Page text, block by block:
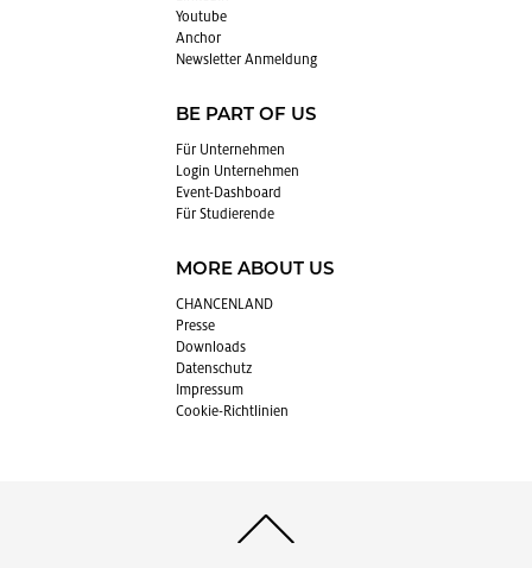
You­tube
An­chor
News­let­ter An­mel­dung
BE PART OF US
Für Un­ter­neh­men
Login Un­ter­neh­men
Event-Da­sh­board
Für Stu­die­ren­de
MORE ABOUT US
CHAN­CEN­LAND
Pres­se
Down­loads
Da­ten­schutz
Im­pres­sum
Coo­kie-Richt­li­ni­en